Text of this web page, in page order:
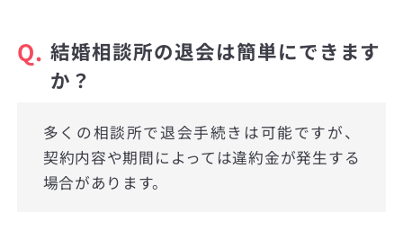
Q. 結婚相談所の退会は簡単にできます
か？
多くの相談所で退会手続きは可能ですが、
契約内容や期間によっては違約金が発生する
場合があります。